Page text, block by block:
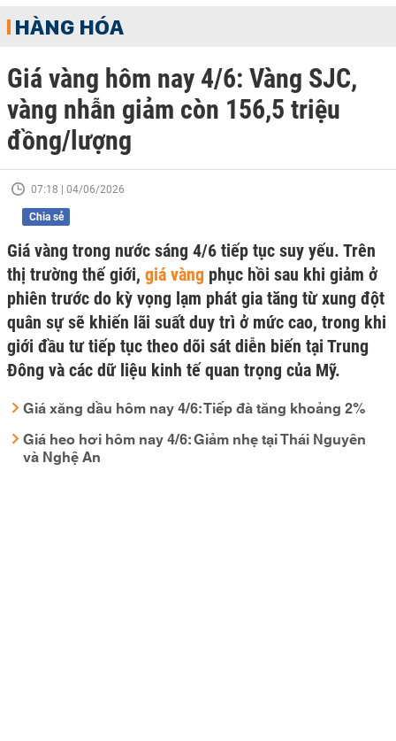
HÀNG HÓA
Giá vàng hôm nay 4/6: Vàng SJC,
vàng nhẫn giảm còn 156,5 triệu
đồng/lượng
07:18 | 04/06/2026
Chia sẻ
Giá vàng trong nước sáng 4/6 tiếp tục suy yếu. Trên
thị trường thế giới, giá vàng phục hồi sau khi giảm ở
phiên trước do kỳ vọng lạm phát gia tăng từ xung đột
quân sự sẽ khiến lãi suất duy trì ở mức cao, trong khi
giới đầu tư tiếp tục theo dõi sát diễn biến tại Trung
Đông và các dữ liệu kinh tế quan trọng của Mỹ.
Giá xăng dầu hôm nay 4/6: Tiếp đà tăng khoảng 2%
Giá heo hơi hôm nay 4/6: Giảm nhẹ tại Thái Nguyên
và Nghệ An